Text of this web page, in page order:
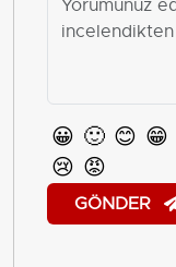
😀 🙂 😊 😁
😢 😡
GÖNDER